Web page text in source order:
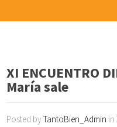
XI ENCUENTRO
María sale
Posted byTantoBien_Admin in